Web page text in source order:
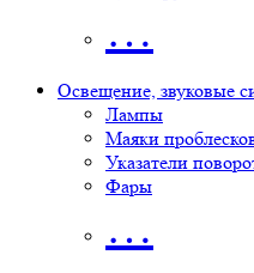
…
Освещение, звуковые
Лампы
Маяки
Указатели
Фары
…